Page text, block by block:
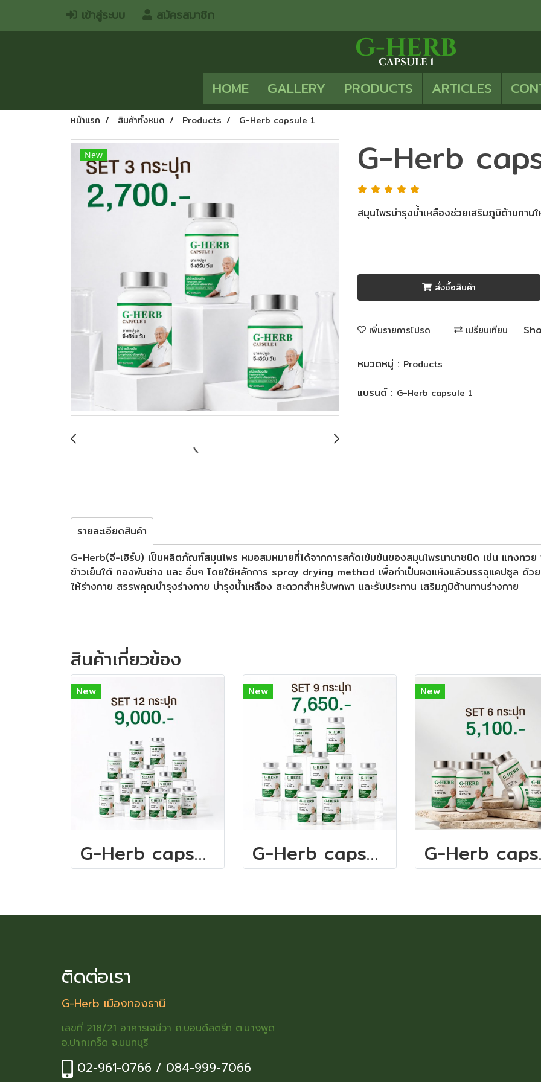
เข้าสู่ระบบ สมัครสมาชิก
HOME GALLERY PRODUCTS ARTICLES
หน้าแรก สินค้าทั้งหมด Products G-Herb capsule 1
New G-Herb
สมุนไพรบำรุงน้ำเหลืองช่วยเสริมภูมิต้านทาน
สั่งซื้อสินค้า
เพิ่มรายการโปรด เปรียบเทียบ
หมวดหมู่ : Products
แบรนด์ : G-Herb capsule 1
รายละเอียดสินค้า
G-Herb(จี-เฮิร์บ) เป็นผลิตภัณฑ์สมุนไพร หมอสมหมายที่ได้จากการสกัดเข้มข้นของสมุนไพรนานาชนิด เช่น แทงทวย
ข้าวเย็นใต้ ทองพันช่าง และ อื่นๆ โดยใช้หลักการ spray drying method เพื่อทำเป็นผงแห้งแล้วบรรจุแคปซูล ด้ว
ให้ร่างกาย สรรพคุณบำรุงร่างกาย บำรุงน้ำเหลือง สะดวกสำหรับพกพา และรับประทาน เสริมภูมิต้านทานร่างกาย
สินค้าเกี่ยวข้อง
New
G-Herb capsule 1
New
G-Herb capsule 1
New
ติดต่อเรา
G-Herb เมืองทองธานี
เลขที่ 218/21 อาคารเจนีวา ถ.บอนด์สตรีท ต.บางพูด
อ.ปากเกร็ด จ.นนทบุรี
02-961-0766 / 084-999-7066